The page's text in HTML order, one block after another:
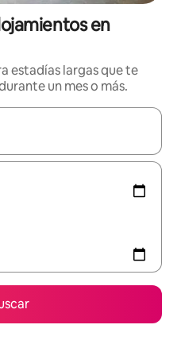
en
estadías largas que te
un mes o más.
navega con las